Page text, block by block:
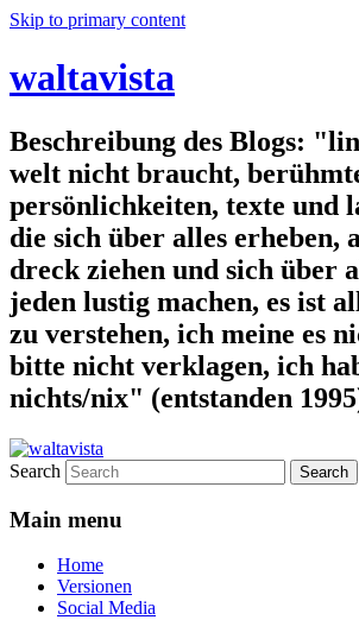
Skip to primary content
waltavista
Beschreibung des Blogs:
welt nicht braucht,
persönlichkeiten, texte und
die sich über alles erheben,
dreck ziehen und sich über
jeden lustig machen, es ist
zu verstehen, ich meine es
bitte nicht verklagen, ich
nichts/nix" (entstanden
Search
Main menu
Home
Versionen
Social Media